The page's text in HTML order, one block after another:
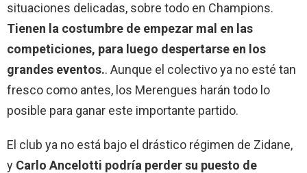
situaciones delicadas, sobre todo en Champions.
Tienen la costumbre de empezar mal en las
competiciones, para luego despertarse en los
grandes eventos.. Aunque el colectivo ya no esté tan
fresco como antes, los Merengues harán todo lo
posible para ganar este importante partido.
El club ya no está bajo el drástico régimen de Zidane,
y Carlo Ancelotti podría perder su puesto de